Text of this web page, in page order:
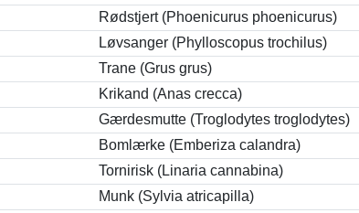
Rødstjert (Phoenicurus phoenicurus)
Løvsanger (Phylloscopus trochilus)
Trane (Grus grus)
Krikand (Anas crecca)
Gærdesmutte (Troglodytes troglodytes)
Bomlærke (Emberiza calandra)
Tornirisk (Linaria cannabina)
Munk (Sylvia atricapilla)